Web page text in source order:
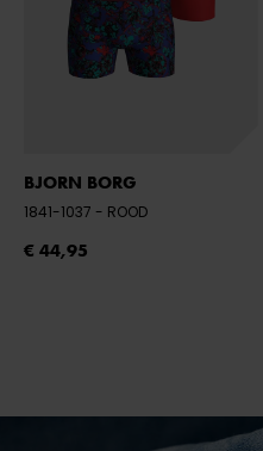
BJORN BORG
1841-1037 - ROOD
€ 44,95